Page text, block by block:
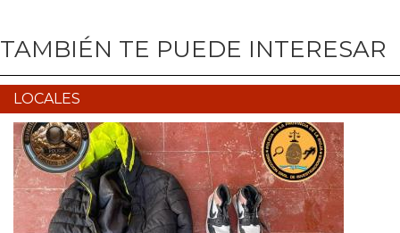
TAMBIÉN TE PUEDE INTERESAR
LOCALES